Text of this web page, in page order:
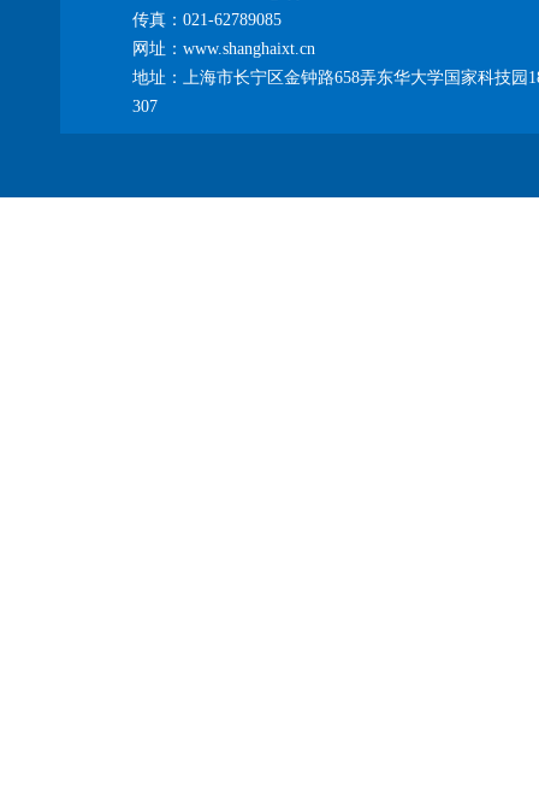
传真：021-62789085
网址：www.shanghaixt.cn
地址：上海市长宁区金钟路658弄东华大学国家科技园
307